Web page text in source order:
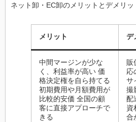
ネット卸・EC卸のメリットとデメリッ
メリット デ
中間マージンが少な
く、利益率が高い 価
格決定権を自ら持てる
初期費用や月額費用が
比較的安価 全国の顧
客に直接アプローチで
きる
販
応
サ
撮
配
資
合